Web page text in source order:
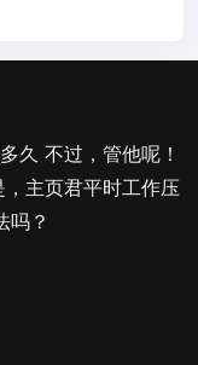
久 不过，管他呢！
主页君平时工作压
吗？